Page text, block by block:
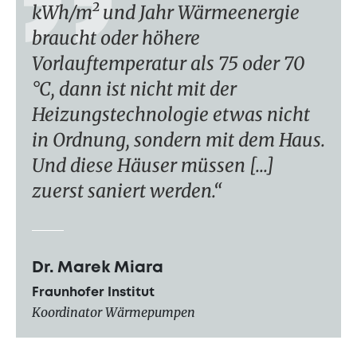
kWh/m² und Jahr Wärmeenergie
braucht oder höhere
Vorlauftemperatur als 75 oder 70
°C, dann ist nicht mit der
Heizungstechnologie etwas nicht
in Ordnung, sondern mit dem Haus.
Und diese Häuser müssen [...]
zuerst saniert werden.
Dr. Marek Miara
Fraunhofer Institut
Koordinator Wärmepumpen